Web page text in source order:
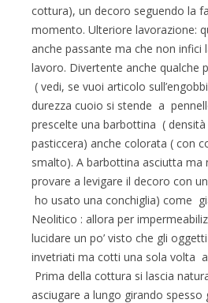
cottura), un decoro seguendo la
momento. Ulteriore lavorazione:
anche passante ma che non infici
lavoro. Divertente anche qualche
( vedi, se vuoi articolo
durezza cuoio si stende a
prescelte una barbottina (
pasticcera) anche colorata ( con
smalto). A barbottina asciutta ma
provare a levigare il decoro con
ho usato una conchiglia) come
Neolitico : allora per
lucidare un po’ visto che gli
invetriati ma cotti una sola volta
Prima della cottura si lascia
asciugare a lungo girando spesso